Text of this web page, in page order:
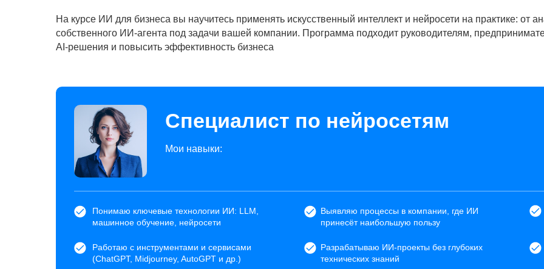
На курсе ИИ для бизнеса вы научитесь применять искусственный интеллект и нейросети на практике: от
собственного ИИ-агента под задачи вашей компании. Программа подходит руководителям,
AI-решения и повысить эффективность бизнеса
Мои навыки:
Понимаю ключевые технологии ИИ: LLM,
машинное обучение, нейросети
Специалист по нейросетям
Работаю с инструментами и сервисами
(ChatGPT, Midjourney, AutoGPT и др.)
Разрабатываю ИИ-проекты без глубоких
технических знаний
Выявляю процессы в компании, где ИИ
принесёт наибольшую пользу